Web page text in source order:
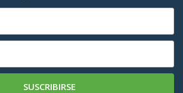
SUSCRIBIRSE